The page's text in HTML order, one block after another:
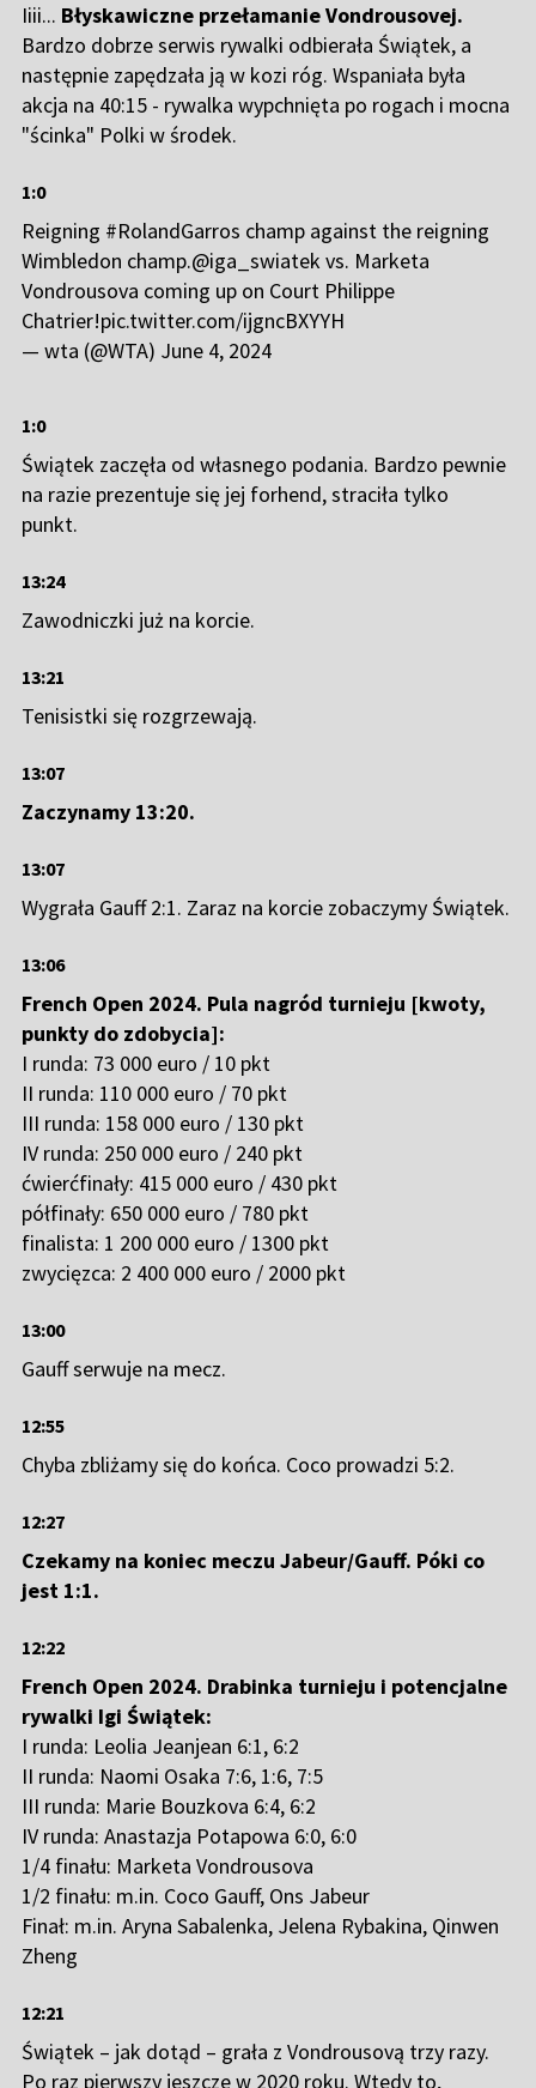
Iiii... Błyskawiczne przełamanie Vondrousovej.
Bardzo dobrze serwis rywalki odbierała Świątek, a
następnie zapędzała ją w kozi róg. Wspaniała była
akcja na 40:15 - rywalka wypchnięta po rogach i mocna
"ścinka" Polki w środek.
1:0
Reigning #RolandGarros champ against the reigning
Wimbledon champ.@iga_swiatek vs. Marketa
Vondrousova coming up on Court Philippe
Chatrier!pic.twitter.com/ijgncBXYYH
— wta (@WTA) June 4, 2024
1:0
Świątek zaczęła od własnego podania. Bardzo pewnie
na razie prezentuje się jej forhend, straciła tylko
punkt.
13:24
Zawodniczki już na korcie.
13:21
Tenisistki się rozgrzewają.
13:07
Zaczynamy 13:20.
13:07
Wygrała Gauff 2:1. Zaraz na korcie zobaczymy Świątek.
13:06
French Open 2024. Pula nagród turnieju [kwoty,
punkty do zdobycia]:
I runda: 73 000 euro / 10 pkt
II runda: 110 000 euro / 70 pkt
III runda: 158 000 euro / 130 pkt
IV runda: 250 000 euro / 240 pkt
ćwierćfinały: 415 000 euro / 430 pkt
półfinały: 650 000 euro / 780 pkt
finalista: 1 200 000 euro / 1300 pkt
zwycięzca: 2 400 000 euro / 2000 pkt
13:00
Gauff serwuje na mecz.
12:55
Chyba zbliżamy się do końca. Coco prowadzi 5:2.
12:27
Czekamy na koniec meczu Jabeur/Gauff. Póki co
jest 1:1.
12:22
French Open 2024. Drabinka turnieju i potencjalne
rywalki Igi Świątek:
I runda: Leolia Jeanjean 6:1, 6:2
II runda: Naomi Osaka 7:6, 1:6, 7:5
III runda: Marie Bouzkova 6:4, 6:2
IV runda: Anastazja Potapowa 6:0, 6:0
1/4 finału: Marketa Vondrousova
1/2 finału: m.in. Coco Gauff, Ons Jabeur
Finał: m.in. Aryna Sabalenka, Jelena Rybakina, Qinwen
Zheng
12:21
Świątek – jak dotąd – grała z Vondrousovą trzy razy.
Po raz pierwszy jeszcze w 2020 roku. Wtedy to,